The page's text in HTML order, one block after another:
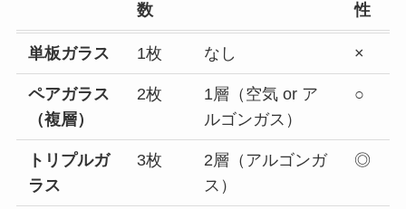
数
性
単板ガラス 1枚 なし ×
ペアガラス
（複層）
2枚
1層（空気 or ア
ルゴンガス）
○
トリプルガ
ラス
3枚
2層（アルゴンガ
ス）
◎